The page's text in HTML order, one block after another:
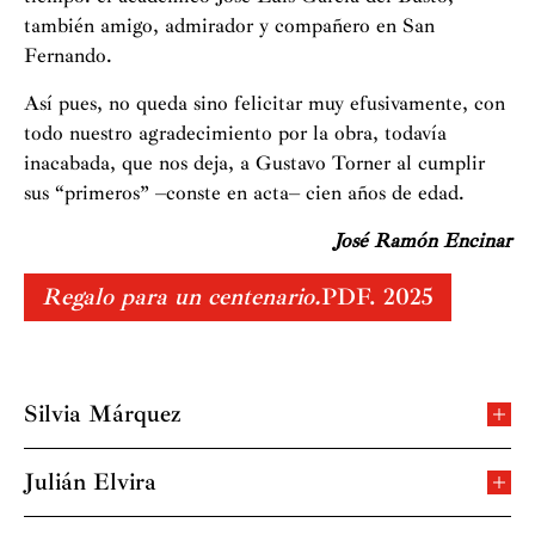
también amigo, admirador y compañero en San
Fernando.
Así pues, no queda sino felicitar muy efusivamente, con
todo nuestro agradecimiento por la obra, todavía
inacabada, que nos deja, a Gustavo Torner al cumplir
sus “primeros” –conste en acta– cien años de edad.
José Ramón Encinar
Regalo para un centenario.PDF. 2025
Silvia Márquez
Chulilla es una de las intérpretes más versátiles y activas
del momento, sea al clave, al órgano o al fortepiano.
Julián Elvira